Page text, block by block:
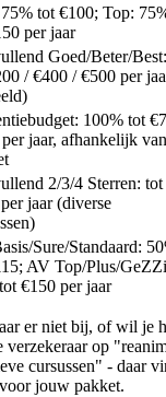
tot €100; Top:
per jaar
Goed/Beter/Best:
/ €400 / €500 per
100% tot
jaar, afhankelijk van
2/3/4 Sterren: tot
jaar (diverse
Sure/Standaard:
AV Top/Plus/
€150 per jaar
er niet bij, of wil je
verzekeraar op
cursussen" - daar
jouw pakket.